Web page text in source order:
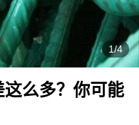
1/4
么多？你可能